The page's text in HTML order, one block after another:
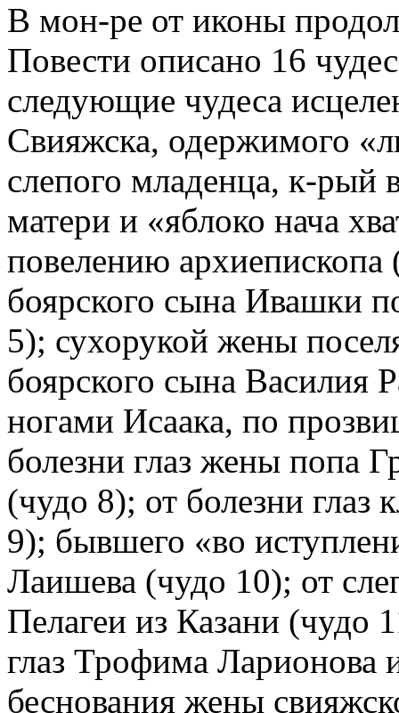
В мон-ре от иконы
Повести описано 16
следующие чудеса
Свияжска, одержимого
слепого младенца, к-рый
матери и «яблоко нача
повелению
боярского сына Ивашки
5); сухорукой жены
боярского сына Василия
ногами Исаака, по
болезни глаз жены попа
(чудо 8); от болезни
9); бывшего «во
Лаишева (чудо 10); от
Пелагеи из Казани (чудо
глаз Трофима Ларионова
беснования жены